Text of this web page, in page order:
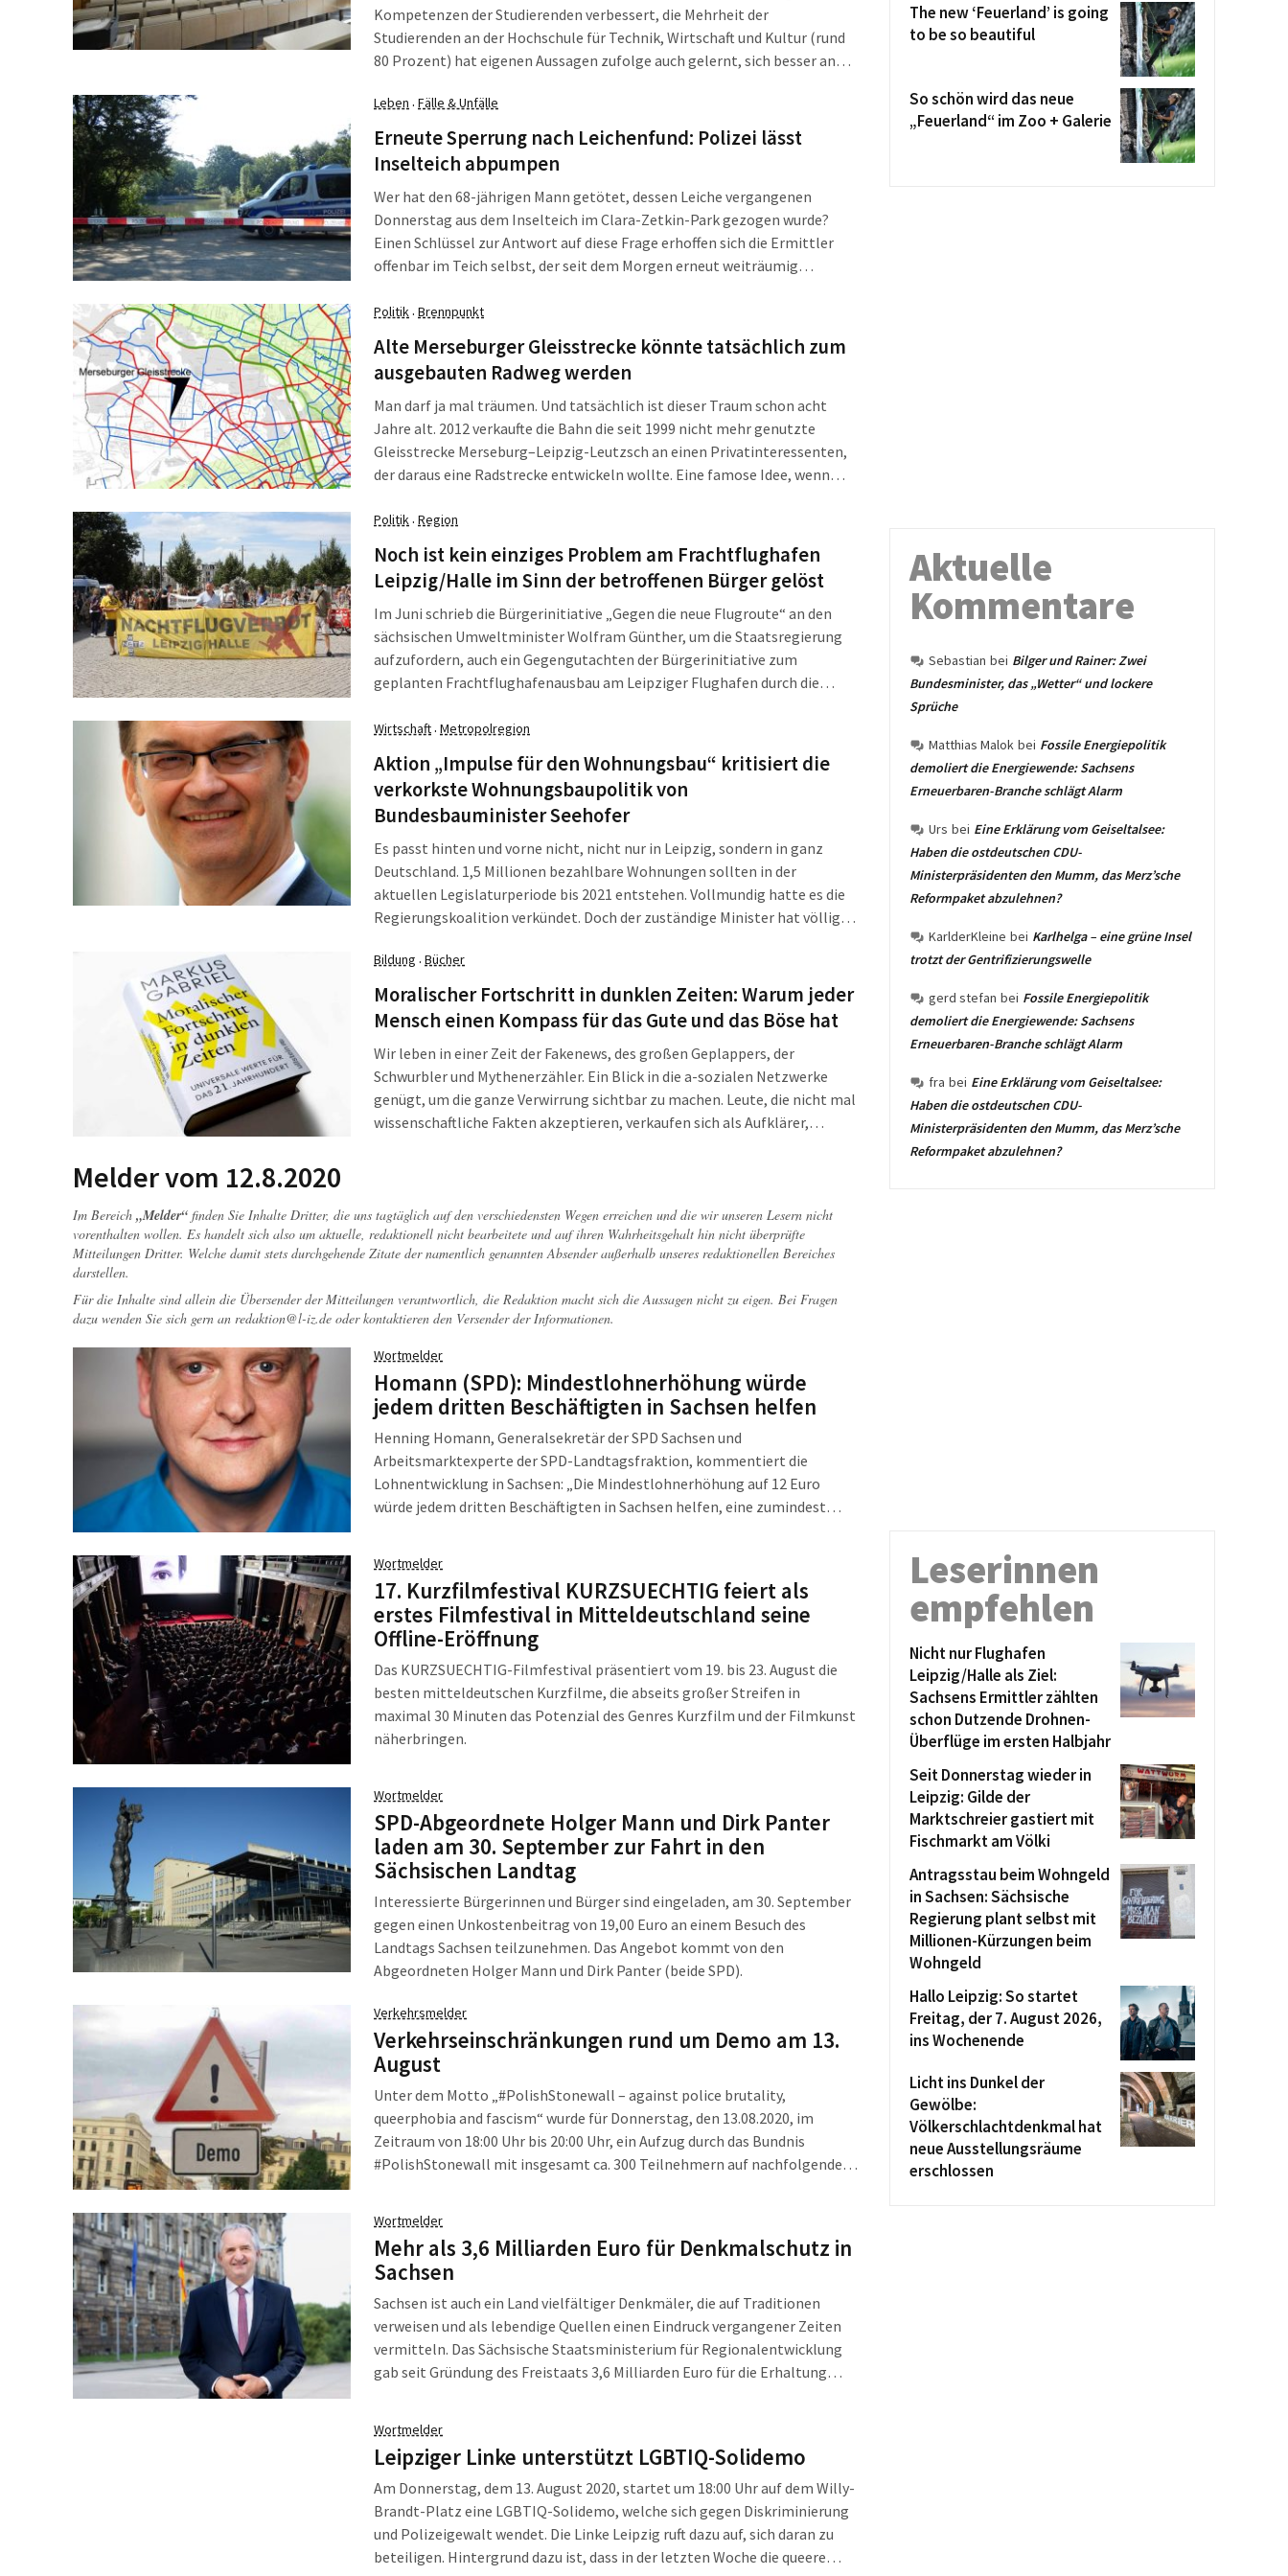
Kompetenzen der Studierenden verbessert, die Mehrheit der
Studierenden an der Hochschule für Technik, Wirtschaft und Kultur (rund
80 Prozent) hat eigenen Aussagen zufolge auch gelernt, sich besser an
Selbstmanagement haben sich unterschiedlich, aber mehrheitlich doch
positiv entwickelt. Die psychische Belastung ist hingegen stark
gestiegen.
Leben · Fälle & Unfälle
Erneute Sperrung nach Leichenfund: Polizei lässt
Inselteich abpumpen
Wer hat den 68-jährigen Mann getötet, dessen Leiche vergangenen
Donnerstag aus dem Inselteich im Clara-Zetkin-Park gezogen wurde?
Einen Schlüssel zur Antwort auf diese Frage erhoffen sich die Ermittler
offenbar im Teich selbst, der seit dem Morgen erneut weiträumig
Politik· Brennpunkt
Alte Merseburger Gleisstrecke könnte tatsächlich zum
ausgebauten Radweg werden
Man darf ja mal träumen. Und tatsächlich ist dieser Traum schon acht
Jahre alt. 2012 verkaufte die Bahn die seit 1999 nicht mehr genutzte
Gleisstrecke Merseburg–Leipzig-Leutzsch an einen Privatinteressenten,
der daraus eine Radstrecke entwickeln wollte. Eine famose Idee, wenn
Kraftverkehr unbehelligt von Leutzsch bis nach Gundorf und zum Elster-
Saale-Kanal käme. Der Traum ist nicht tot.
Politik· Region
Noch ist kein einziges Problem am Frachtflughafen
Leipzig/Halle im Sinn der betroffenen Bürger gelöst
Im Juni schrieb die Bürgerinitiative „Gegen die neue Flugroute“ an den
sächsischen Umweltminister Wolfram Günther, um die Staatsregierung
aufzufordern, auch ein Gegengutachten der Bürgerinitiative zum
geplanten Frachtflughafenausbau am Leipziger Flughafen durch die
dem Minister zustande. Das Gespräch fand am 13. Juli im Neuen Rathaus
in Leipzig statt. Das Ergebnis: ein weiterer Brief.
Wirtschaft· Metropolregion
Aktion „Impulse für den Wohnungsbau“ kritisiert die
verkorkste Wohnungsbaupolitik von
Bundesbauminister Seehofer
Es passt hinten und vorne nicht, nicht nur in Leipzig, sondern in ganz
Deutschland. 1,5 Millionen bezahlbare Wohnungen sollten in der
aktuellen Legislaturperiode bis 2021 entstehen. Vollmundig hatte es die
Regierungskoalition verkündet. Doch der zuständige Minister hat völlig
jetzt in einer Antwort auf eine Grünen-Anfrage im Bundestag herausgab,
sind geschönt. Von der Aktion „Impulse für den Wohnungsbau“ wird er
dafür heftig kritisiert.
Bildung · Bücher
Moralischer Fortschritt in dunklen Zeiten: Warum jeder
Mensch einen Kompass für das Gute und das Böse hat
Wir leben in einer Zeit der Fakenews, des großen Geplappers, der
Schwurbler und Mythenerzähler. Ein Blick in die a-sozialen Netzwerke
genügt, um die ganze Verwirrung sichtbar zu machen. Leute, die nicht mal
wissenschaftliche Fakten akzeptieren, verkaufen sich als Aufklärer,
Wieder-Munterwerden.
Melder vom 12.8.2020
Im Bereich „Melder“ finden Sie Inhalte Dritter, die uns tagtäglich auf den verschiedensten Wegen erreichen und die wir unseren Lesern nicht
vorenthalten wollen. Es handelt sich also um aktuelle, redaktionell nicht bearbeitete und auf ihren Wahrheitsgehalt hin nicht überprüfte
Mitteilungen Dritter. Welche damit stets durchgehende Zitate der namentlich genannten Absender außerhalb unseres redaktionellen Bereiches
darstellen.
Für die Inhalte sind allein die Übersender der Mitteilungen verantwortlich, die Redaktion macht sich die Aussagen nicht zu eigen. Bei Fragen
dazu wenden Sie sich gern an redaktion@l-iz.de oder kontaktieren den Versender der Informationen.
Wortmelder
Homann (SPD): Mindestlohnerhöhung würde
jedem dritten Beschäftigten in Sachsen helfen
Henning Homann, Generalsekretär der SPD Sachsen und
Arbeitsmarktexperte der SPD-Landtagsfraktion, kommentiert die
Lohnentwicklung in Sachsen: „Die Mindestlohnerhöhung auf 12 Euro
würde jedem dritten Beschäftigten in Sachsen helfen, eine zumindest
Bundesamtes, auf eine Anfrage der Linken.
Wortmelder
17. Kurzfilmfestival KURZSUECHTIG feiert als
erstes Filmfestival in Mitteldeutschland seine
Offline-Eröffnung
Das KURZSUECHTIG-Filmfestival präsentiert vom 19. bis 23. August die
besten mitteldeutschen Kurzfilme, die abseits großer Streifen in
maximal 30 Minuten das Potenzial des Genres Kurzfilm und der Filmkunst
näherbringen.
Wortmelder
SPD-Abgeordnete Holger Mann und Dirk Panter
laden am 30. September zur Fahrt in den
Sächsischen Landtag
Interessierte Bürgerinnen und Bürger sind eingeladen, am 30. September
gegen einen Unkostenbeitrag von 19,00 Euro an einem Besuch des
Landtags Sachsen teilzunehmen. Das Angebot kommt von den
Abgeordneten Holger Mann und Dirk Panter (beide SPD).
Verkehrsmelder
Verkehrseinschränkungen rund um Demo am 13.
August
Unter dem Motto „#PolishStonewall – against police brutality,
queerphobia and fascism“ wurde für Donnerstag, den 13.08.2020, im
Zeitraum von 18:00 Uhr bis 20:00 Uhr, ein Aufzug durch das Bundnis
#PolishStonewall mit insgesamt ca. 300 Teilnehmern auf nachfolgender
Wortmelder
Mehr als 3,6 Milliarden Euro für Denkmalschutz in
Sachsen
Sachsen ist auch ein Land vielfältiger Denkmäler, die auf Traditionen
verweisen und als lebendige Quellen einen Eindruck vergangener Zeiten
vermitteln. Das Sächsische Staatsministerium für Regionalentwicklung
gab seit Gründung des Freistaats 3,6 Milliarden Euro für die Erhaltung
Wortmelder
Leipziger Linke unterstützt LGBTIQ-Solidemo
Am Donnerstag, dem 13. August 2020, startet um 18:00 Uhr auf dem Willy-
Brandt-Platz eine LGBTIQ-Solidemo, welche sich gegen Diskriminierung
und Polizeigewalt wendet. Die Linke Leipzig ruft dazu auf, sich daran zu
beteiligen. Hintergrund dazu ist, dass in der letzten Woche die queere
The new ‘Feuerland’ is going
to be so beautiful
So schön wird das neue
„Feuerland“ im Zoo + Galerie
Aktuelle
Kommentare
Sebastian bei Bilger und Rainer: Zwei
Bundesminister, das „Wetter“ und lockere
Sprüche
Matthias Malok bei Fossile Energiepolitik
demoliert die Energiewende: Sachsens
Erneuerbaren-Branche schlägt Alarm
Urs bei Eine Erklärung vom Geiseltalsee:
Haben die ostdeutschen CDU-
Ministerpräsidenten den Mumm, das Merz’sche
Reformpaket abzulehnen?
KarlderKleine bei Karlhelga – eine grüne Insel
trotzt der Gentrifizierungswelle
gerd stefan bei Fossile Energiepolitik
demoliert die Energiewende: Sachsens
Erneuerbaren-Branche schlägt Alarm
fra bei Eine Erklärung vom Geiseltalsee:
Haben die ostdeutschen CDU-
Ministerpräsidenten den Mumm, das Merz’sche
Reformpaket abzulehnen?
Leserinnen
empfehlen
Nicht nur Flughafen
Leipzig/Halle als Ziel:
Sachsens Ermittler zählten
schon Dutzende Drohnen-
Überflüge im ersten Halbjahr
Seit Donnerstag wieder in
Leipzig: Gilde der
Marktschreier gastiert mit
Fischmarkt am Völki
Antragsstau beim Wohngeld
in Sachsen: Sächsische
Regierung plant selbst mit
Millionen-Kürzungen beim
Wohngeld
Hallo Leipzig: So startet
Freitag, der 7. August 2026,
ins Wochenende
Licht ins Dunkel der
Gewölbe:
Völkerschlachtdenkmal hat
neue Ausstellungsräume
erschlossen